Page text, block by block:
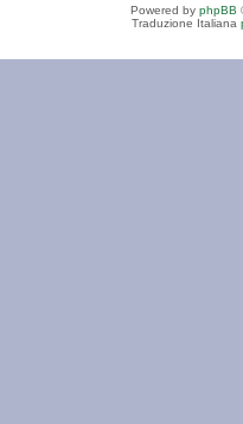
Powered by phpBB
Traduzione Italiana